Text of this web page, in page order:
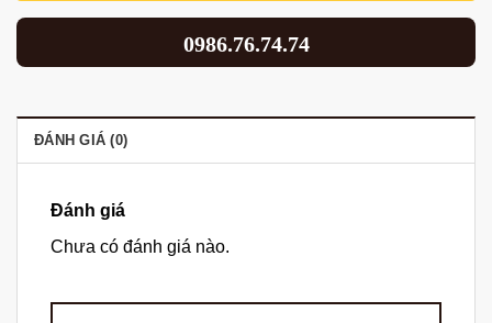
0986.76.74.74
ĐÁNH GIÁ (0)
Đánh giá
Chưa có đánh giá nào.